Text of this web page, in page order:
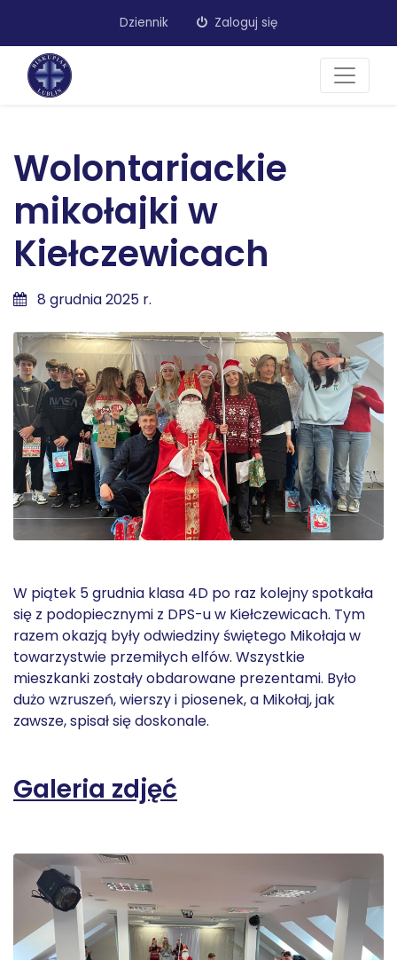
Dziennik Zaloguj się
Wolontariackie
mikołajki w
Kiełczewicach
8 grudnia 2025 r.
W piątek 5 grudnia klasa 4D po raz kolejny spotkała
się z podopiecznymi z DPS-u w Kiełczewicach. Tym
razem okazją były odwiedziny świętego Mikołaja w
towarzystwie przemiłych elfów. Wszystkie
mieszkanki zostały obdarowane prezentami. Było
dużo wzruszeń, wierszy i piosenek, a Mikołaj, jak
zawsze, spisał się doskonale.
Galeria zdjęć